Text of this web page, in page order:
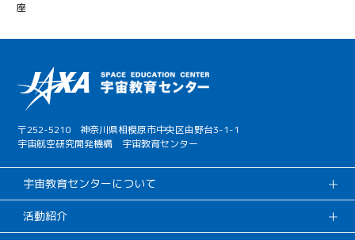
座
〒252-5210 神奈川県相模原市中央区由野台3-1-1
宇宙航空研究開発機構 宇宙教育センター
宇宙教育センターについて
活動紹介